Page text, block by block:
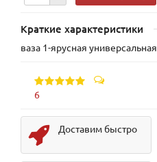
Краткие характеристики
ваза 1-ярусная универсальная
6
Доставим быстро